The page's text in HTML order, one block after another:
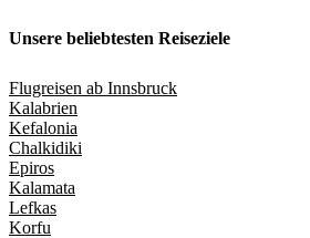
Unsere beliebtesten Reiseziele
Flugreisen ab Innsbruck
Kalabrien
Kefalonia
Chalkidiki
Epiros
Kalamata
Lefkas
Korfu